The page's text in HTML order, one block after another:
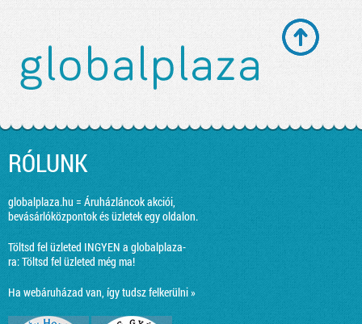
RÓLUNK
globalplaza.hu = Áruházláncok akciói,
bevásárlóközpontok és üzletek egy oldalon.
Töltsd fel üzleted INGYEN a globalplaza-
ra:Töltsd fel üzleted még ma!
Ha webáruházad van, így tudsz felkerülni »